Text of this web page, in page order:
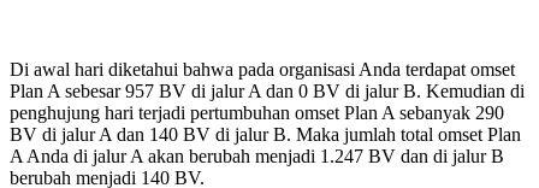
Di awal hari diketahui bahwa pada organisasi Anda terdapat omset
Plan A sebesar 957 BV di jalur A dan 0 BV di jalur B. Kemudian di
penghujung hari terjadi pertumbuhan omset Plan A sebanyak 290
BV di jalur A dan 140 BV di jalur B. Maka jumlah total omset Plan
A Anda di jalur A akan berubah menjadi 1.247 BV dan di jalur B
berubah menjadi 140 BV.